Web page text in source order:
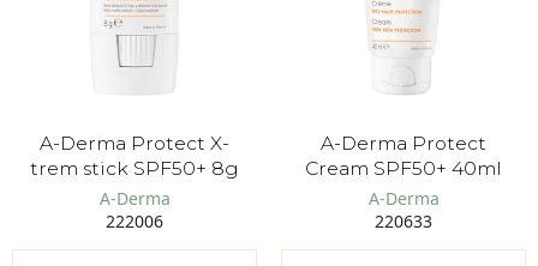
A-Derma Protect X-
trem stick SPF50+ 8g
A-Derma
222006
A-Derma Protect
Cream SPF50+ 40ml
A-Derma
220633